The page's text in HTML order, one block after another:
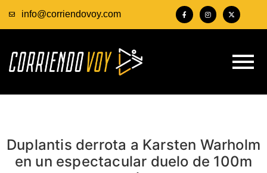
info@corriendovoy.com
Duplantis derrota a Karsten Warholm
en un espectacular duelo de 100m